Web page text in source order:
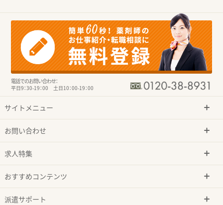
電話でのお問い合わせ：
平日9：30-19：00 土日10：00-19：00
サイトメニュー
お問い合わせ
求人特集
おすすめコンテンツ
派遣サポート